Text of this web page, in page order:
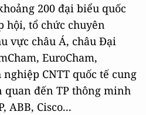
200 đại biểu quốc
hội, tổ chức chuyên
vực châu Á, châu Đại
EuroCham,
CNTT quốc tế cung
quan đến TP thông minh
ABB, Cisco...